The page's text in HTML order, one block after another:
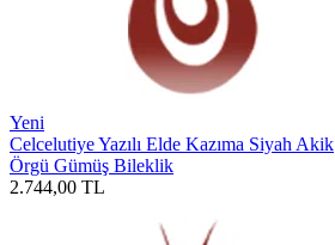
Yeni
Celcelutiye Yazılı Elde Kazıma Siyah Akik
Örgü Gümüş Bileklik
2.744,00 TL